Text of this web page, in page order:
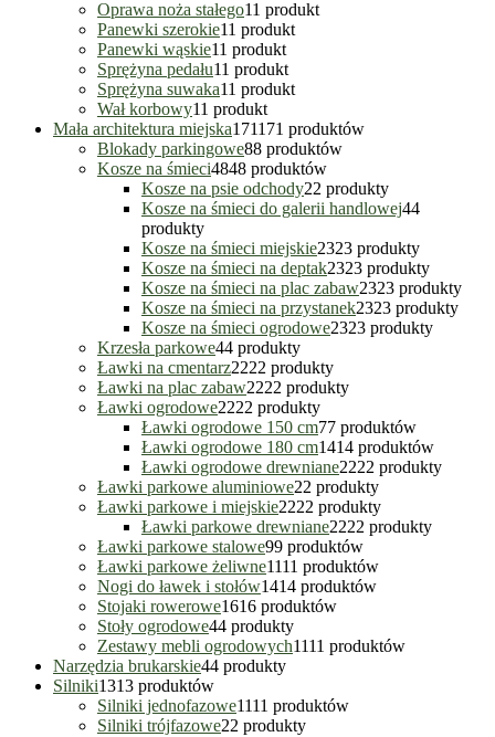
Oprawa noża stałego11 produkt
Panewki szerokie11 produkt
Panewki wąskie11 produkt
Sprężyna pedału11 produkt
Sprężyna suwaka11 produkt
Wał korbowy11 produkt
Mała architektura miejska171171 produktów
Blokady parkingowe88 produktów
Kosze na śmieci4848 produktów
Kosze na psie odchody22 produkty
Kosze na śmieci do galerii handlowej44
produkty
Kosze na śmieci miejskie2323 produkty
Kosze na śmieci na deptak2323 produkty
Kosze na śmieci na plac zabaw2323 produkty
Kosze na śmieci na przystanek2323 produkty
Kosze na śmieci ogrodowe2323 produkty
Krzesła parkowe44 produkty
Ławki na cmentarz2222 produkty
Ławki na plac zabaw2222 produkty
Ławki ogrodowe2222 produkty
Ławki ogrodowe 150 cm77 produktów
Ławki ogrodowe 180 cm1414 produktów
Ławki ogrodowe drewniane2222 produkty
Ławki parkowe aluminiowe22 produkty
Ławki parkowe i miejskie2222 produkty
Ławki parkowe drewniane2222 produkty
Ławki parkowe stalowe99 produktów
Ławki parkowe żeliwne1111 produktów
Nogi do ławek i stołów1414 produktów
Stojaki rowerowe1616 produktów
Stoły ogrodowe44 produkty
Zestawy mebli ogrodowych1111 produktów
Narzędzia brukarskie44 produkty
Silniki1313 produktów
Silniki jednofazowe1111 produktów
Silniki trójfazowe22 produkty